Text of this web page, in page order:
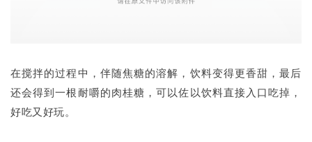
在搅拌的过程中，伴随焦糖的溶解，饮料变得更香甜，最后
还会得到一根耐嚼的肉桂糖，可以佐以饮料直接入口吃掉，
好吃又好玩。